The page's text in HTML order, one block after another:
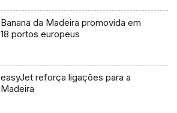
Banana da Madeira promovida em
18 portos europeus
easyJet reforça ligações para a
Madeira